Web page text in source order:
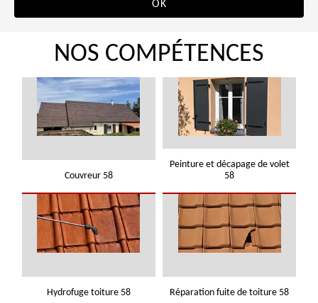
NOS COMPÉTENCES
Couvreur 58
Peinture et décapage de volet
58
Hydrofuge toiture 58 Réparation fuite de toiture 58